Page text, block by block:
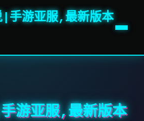
|手游亚服,最新版本
游亚服,最新版本